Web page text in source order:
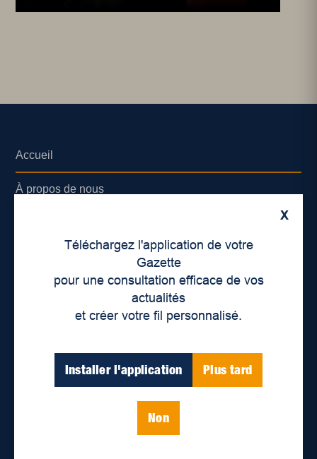
X
Téléchargez l'application de votre
Gazette
pour une consultation efficace de vos
actualités
et créer votre fil personnalisé.
Installer l'application Plus tard
Non
Accueil
À propos de nous
Lieux de distribution